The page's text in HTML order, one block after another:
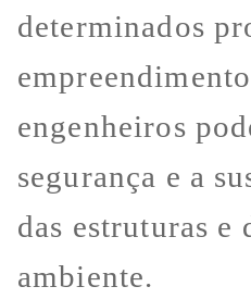
determinados
engenheiros
segurança e a
das estruturas e
ambiente.